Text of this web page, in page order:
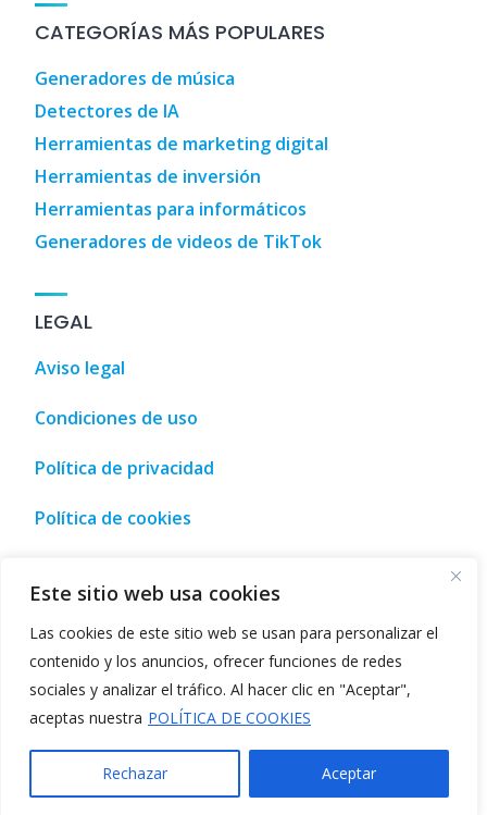
Este sitio web usa cookies
Las cookies de este sitio web se usan para personalizar el
contenido y los anuncios, ofrecer funciones de redes
sociales y analizar el tráfico. Al hacer clic en "Aceptar",
aceptas nuestra POLÍTICA DE COOKIES
Rechazar Aceptar
CATEGORÍAS MÁS POPULARES
Generadores de música
Detectores de IA
Herramientas de marketing digital
Herramientas de inversión
Herramientas para informáticos
Generadores de videos de TikTok
LEGAL
Aviso legal
Condiciones de uso
Política de privacidad
Política de cookies
ocio y compra • Málaga, España Tourism, leisure
©2026Listado de IA
Directorio de herramientas de IA-
mejores soluciones de inteligencia artificial